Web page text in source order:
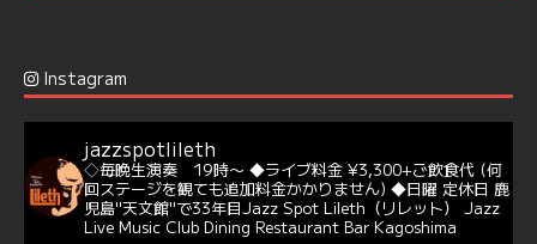
@delightful_gang
バー♪♬
当店での演奏シーンもご覧いただけます❣❣
#天文館ミリオネーション #ジャミラ #クリスマスソング
https://youtu.be/2lhypP4KWc4?si=CEbY-wEg5HDc_iEv
6 Twitter
Instagram
jazzspotlileth
◇毎晩生演奏 19時〜 ◆ライブ料金 ¥3,300+ご飲食代 (何
回ステージを観ても追加料金かかりません) ◆日曜 定休日 鹿
児島"天文館"で33年目Jazz Spot Lileth（リレット）
Jazz
Live Music Club Dining Restaurant Bar Kagoshima